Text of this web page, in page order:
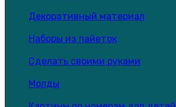
Декоративный материал
Наборы из пайеток
Сделать своими руками
Молды